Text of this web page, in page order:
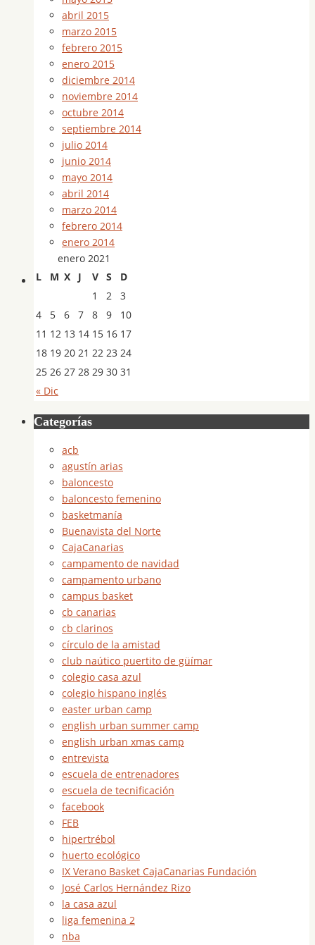
abril 2015
marzo 2015
febrero 2015
enero 2015
diciembre 2014
noviembre 2014
octubre 2014
septiembre 2014
julio 2014
junio 2014
mayo 2014
abril 2014
marzo 2014
febrero 2014
enero 2014
enero 2021
L
M X J V S D
« Dic
1 2
3
4
5 6 7 8 9
10
11 12 13 14 15 16 17
18 19 20 21 22 23 24
25 26 27 28 29 30 31
Categorías
acb
agustín arias
baloncesto
baloncesto femenino
basketmanía
Buenavista del Norte
CajaCanarias
campamento de navidad
campamento urbano
campus basket
cb canarias
cb clarinos
círculo de la amistad
club naútico puertito de güímar
colegio casa azul
colegio hispano inglés
easter urban camp
english urban summer camp
english urban xmas camp
entrevista
escuela de entrenadores
escuela de tecnificación
facebook
FEB
hipertrébol
huerto ecológico
IX Verano Basket CajaCanarias Fundación
José Carlos Hernández Rizo
la casa azul
liga femenina 2
nba